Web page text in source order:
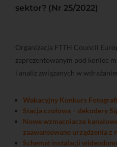
sektor? (Nr 25/2022)
Organizacja FTTH Council
zaprezentowanym pod koniec
i analiz związanych w
Wakacyjny Konkurs
Stacja czołowa – dekodery
Nowe wzmacniacze
zaawansowane urządzenia
Schemat instalacji